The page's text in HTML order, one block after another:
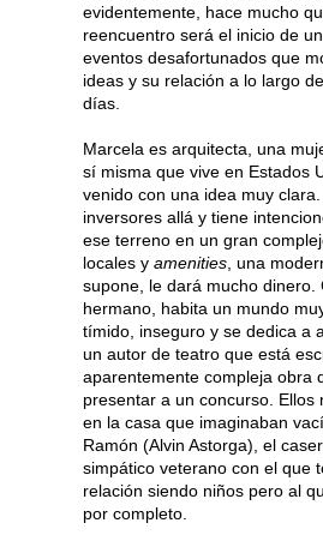
evidentemente, hace mucho
reencuentro será el inicio de
eventos desafortunados que
ideas y su relación a lo largo
días.
Marcela es arquitecta, una
sí misma que vive en Estados
venido con una idea muy
inversores allá y tiene
ese terreno en un gran
locales y amenities , una
supone, le dará mucho dinero.
hermano, habita un mundo
tímido, inseguro y se dedica a
un autor de teatro que está
aparentemente compleja obra
presentar a un concurso. Ellos
en la casa que imaginaban
Ramón (Alvin Astorga), el
simpático veterano con el que
relación siendo niños pero al
por completo.